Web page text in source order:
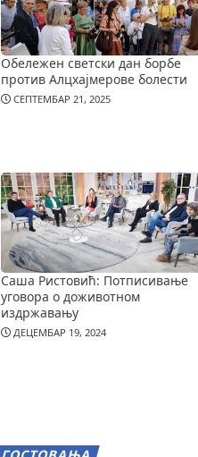
Обележен светски дан борбе
против Алцхајмерове болести
СЕПТЕМБАР 21, 2025
Саша Ристовић: Потписивање
уговора о доживотном
издржавању
ДЕЦЕМБАР 19, 2024